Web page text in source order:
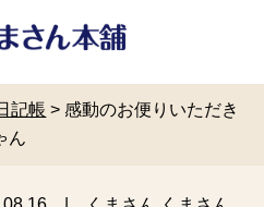
記帳 >感動のお便りいただき
ん